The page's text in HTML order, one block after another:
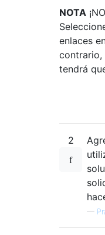
NOTA
enlaces
contrario,
tendrá
2
—